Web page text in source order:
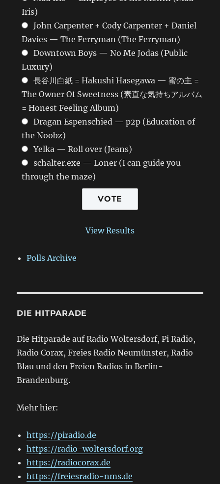
Iris)
John Carpenter + Cody Carpenter + Daniel
Davies — The Ferryman (The Ferryman)
Downtown Boys — No Me Jodas (Public
Luxury)
長谷川白紙 = Hakushi Hasegawa — 蜜の主 =
The Owner Of Sweetness (素直な気持ちアルバム
= Honest Feeling Album)
Dragan Espenschied — p2p (Education of
the Noobz)
Yelka — Roll over (Jeans)
schalter.exe — Loner (I can guide you
through the maze)
View Results
Polls Archive
DIE HITPARADE
Die Hitparade auf Radio Woltersdorf, Pi Radio,
Radio Corax, Freies Radio Neumünster, Radio
Blau und den Freien Radios in Berlin-
Brandenburg.
Mehr hier:
https://piradio.de
https://radio-woltersdorf.org
https://radiocorax.de
https://freiesradio-nms.de